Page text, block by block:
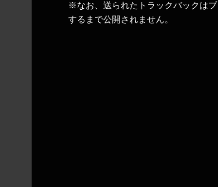
※なお、送られたトラックバックは
するまで公開されません。